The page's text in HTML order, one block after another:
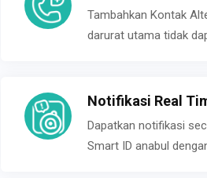
Tambahkan Kontak
darurat utama tidak
Notifikasi Real
Dapatkan notifikasi
Smart ID anabul